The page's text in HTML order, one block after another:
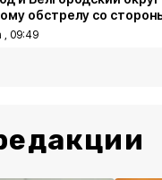
обстрелу со
, 09:49